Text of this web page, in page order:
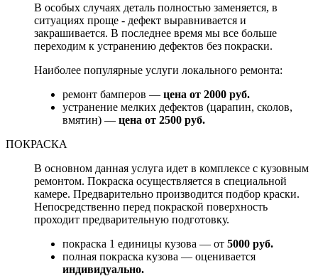
В особых случаях деталь полностью заменяется, в
ситуациях проще - дефект выравнивается и
закрашивается. В последнее время мы все больше
переходим к устранению дефектов без покраски.
Наиболее популярные услуги локального ремонта:
ремонт бамперов — цена от 2000 руб.
устранение мелких дефектов (царапин, сколов,
вмятин) — цена от 2500 руб.
ПОКРАСКА
В основном данная услуга идет в комплексе с кузовным
ремонтом. Покраска осуществляется в специальной
камере. Предварительно производится подбор краски.
Непосредственно перед покраской поверхность
проходит предварительную подготовку.
покраска 1 единицы кузова — от 5000 руб.
полная покраска кузова — оценивается
индивидуально.